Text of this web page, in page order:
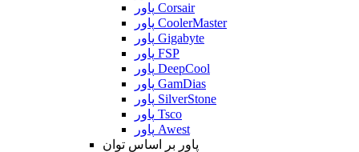
پاور Corsair
پاور CoolerMaster
پاور Gigabyte
پاور FSP
پاور DeepCool
پاور GamDias
پاور SilverStone
پاور Tsco
پاور Awest
پاور بر اساس توان